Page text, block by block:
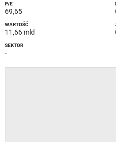
P/E
69,65
WARTOŚĆ
11,66 mld
SEKTOR
-